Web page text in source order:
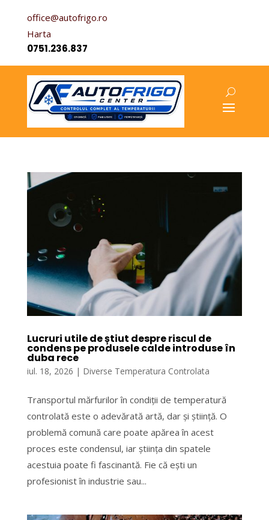
office@autofrigo.ro
Harta
0751.236.837
Lucruri utile de știut despre riscul de
condens pe produsele calde introduse în
duba rece
iul. 18, 2026 | Diverse Temperatura Controlata
Transportul mărfurilor în condiții de temperatură
controlată este o adevărată artă, dar și știință. O
problemă comună care poate apărea în acest
proces este condensul, iar știința din spatele
acestuia poate fi fascinantă. Fie că ești un
profesionist în industrie sau...